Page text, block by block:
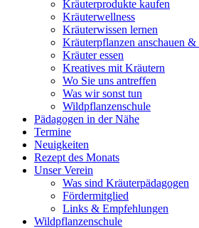
Kräuterprodukte kaufen
Kräuterwellness
Kräuterwissen lernen
Kräuterpflanzen anschauen &
Kräuter essen
Kreatives mit Kräutern
Wo Sie uns antreffen
Was wir sonst tun
Wildpflanzenschule
Pädagogen in der Nähe
Termine
Neuigkeiten
Rezept des Monats
Unser Verein
Was sind Kräuterpädagogen
Fördermitglied
Links & Empfehlungen
Wildpflanzenschule